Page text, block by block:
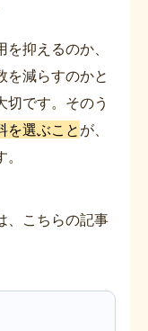
抑えるのか、
を減らすのかと
切です。そのう
を選ぶことが、
、こちらの記事